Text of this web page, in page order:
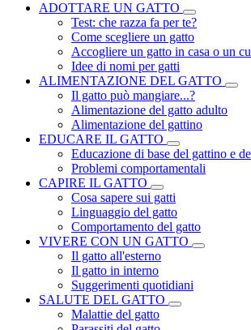
ADOTTARE UN GATTO
Test: che razza fa per te?
Come scegliere un gatto
Accogliere un gatto in casa o un
Idee di nomi per gatti
ALIMENTAZIONE DEL GATTO
Il gatto può mangiare...?
Alimentazione del gatto adulto
Alimentazione del gattino
EDUCARE IL GATTO
Educazione di base del gattino e
Problemi comportamentali
CAPIRE IL GATTO
Cosa sapere sui gatti
Linguaggio del gatto
Comportamento del gatto
VIVERE CON UN GATTO
Il gatto all'esterno
Il gatto in interno
Suggerimenti quotidiani
SALUTE DEL GATTO
Malattie del gatto